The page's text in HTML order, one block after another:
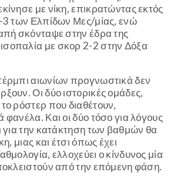
με νίκη, επικρατώντας εκτός
των Ελπίδων Μες/μίας, ενώ
σκόνταψε στην έδρα της
με σκορ 2-2 στην Δόξα
αιωνίων προγνωστικά δεν
Οι δύο ιστορικές ομάδες,
ρόστερ που διαθέτουν,
φανέλα. Και οι δύο τόσο για λόγους
για την κατάκτηση των βαθμών θα
μιας και έτσι όπως έχει
ελλοχεύει ο κίνδυνος μία
από την επόμενη φάση.